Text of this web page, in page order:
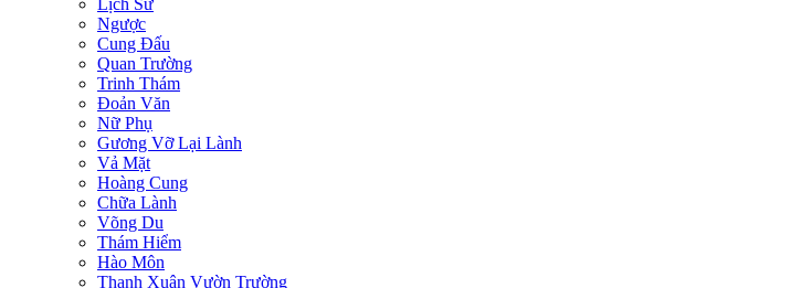
Lịch Sử
Ngược
Cung Đấu
Quan Trường
Trinh Thám
Đoản Văn
Nữ Phụ
Gương Vỡ Lại Lành
Vả Mặt
Hoàng Cung
Chữa Lành
Võng Du
Thám Hiểm
Hào Môn
Thanh Xuân Vườn Trường